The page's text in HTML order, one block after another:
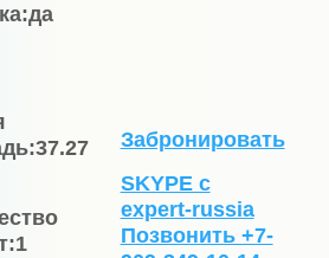
да
37.27
1
Забронировать
SKYPE с
expert-russia
Позвонить +7-